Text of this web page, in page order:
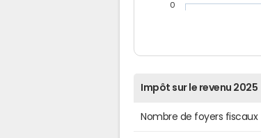
0
Impôt sur le revenu 2025
Nombre de foyers fiscaux